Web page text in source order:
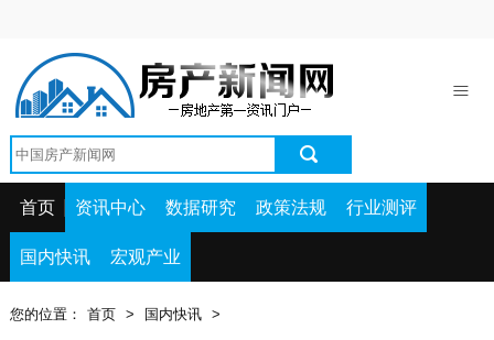
资讯中心
政策法规
国内快讯
首页 资讯中心 数据研究 政策法规 行业测评
国内快讯 宏观产业
您的位置： 首页 > 国内快讯 >